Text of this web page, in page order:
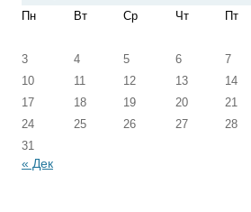
Пн
Вт Ср Чт Пт
3
4 5 6 7
10
11 12 13 14
17
18 19 20 21
24
25 26 27 28
31
« Дек